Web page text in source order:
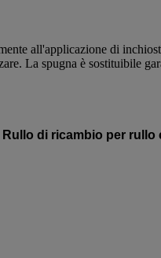
all'applicazione di
La spugna è sostituibile
di ricambio per rullo